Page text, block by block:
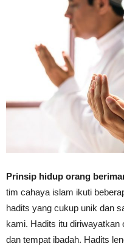
Prinsip hidup orang
tim cahaya islam ikuti
hadits yang cukup unik dan
kami. Hadits itu
dan tempat